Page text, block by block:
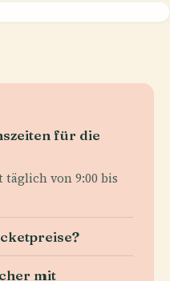
für die
täglich von 9:00 bis
mit